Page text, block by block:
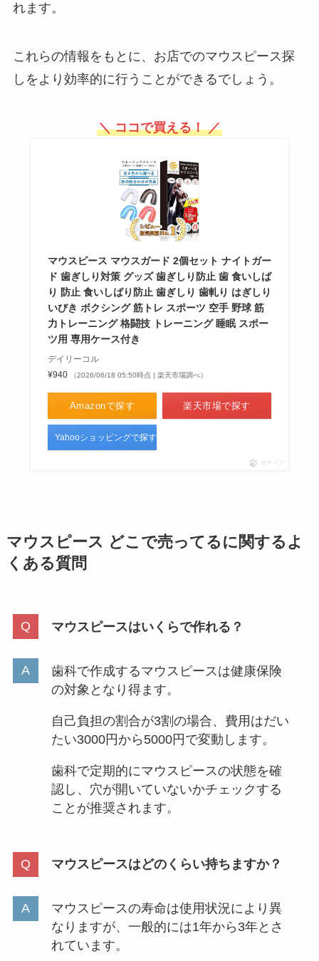
れます。
これらの情報をもとに、お店でのマウスピース探
しをより効率的に行うことができるでしょう。
＼ ココで買える！ ／
マウスピース マウスガード 2個セット ナイトガー
ド 歯ぎしり対策 グッズ 歯ぎしり防止 歯 食いしば
り 防止 食いしばり防止 歯ぎしり 歯軋り はぎしり
いびき ボクシング 筋トレ スポーツ 空手 野球 筋
力トレーニング 格闘技 トレーニング 睡眠 スポー
ツ用 専用ケース付き
デイリーコル
¥940
（2026/06/18 05:50時点 | 楽天市場調べ）
Amazonで探す 楽天市場で探す
Yahooショッピングで探す
ポチップ
マウスピース どこで売ってるに関するよ
くある質問
マウスピースはいくらで作れる？
歯科で作成するマウスピースは健康保険
の対象となり得ます。
自己負担の割合が3割の場合、費用はだい
たい3000円から5000円で変動します。
歯科で定期的にマウスピースの状態を確
認し、穴が開いていないかチェックする
ことが推奨されます。
マウスピースはどのくらい持ちますか？
マウスピースの寿命は使用状況により異
なりますが、一般的には1年から3年とさ
れています。